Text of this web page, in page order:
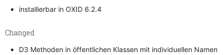
installierbar in OXID 6.2.4
Changed
D3 Methoden in öffentlichen Klassen mit individuellen Namen